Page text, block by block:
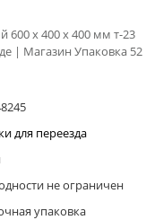
х 400 х 400 мм т-23
| Магазин Упаковка 52
для переезда
не ограничен
упаковка